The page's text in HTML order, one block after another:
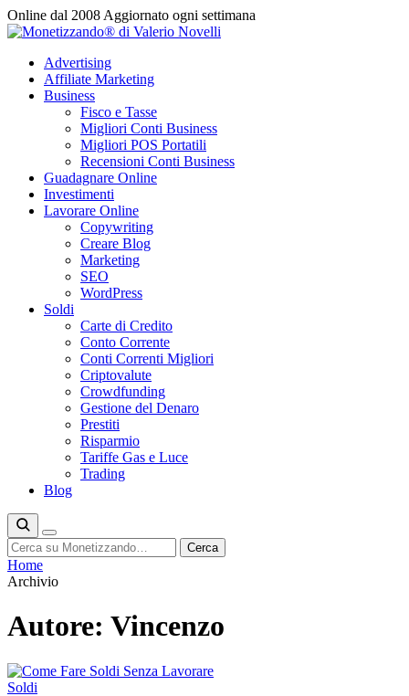
Vai
al
Online dal 2008 Aggiornato ogni settimana
Advertising
Affiliate Marketing
Business
Fisco e Tasse
Migliori Conti Business
Migliori POS Portatili
Recensioni Conti Business
Guadagnare Online
Investimenti
Lavorare Online
Copywriting
Creare Blog
Marketing
SEO
WordPress
Soldi
Carte di Credito
Conto Corrente
Conti Correnti Migliori
Criptovalute
Crowdfunding
Gestione del Denaro
Prestiti
Risparmio
Tariffe Gas e Luce
Trading
Blog
Cerca Cerca
Home
Archivio
Autore: Vincenzo
Soldi